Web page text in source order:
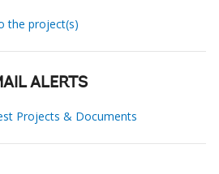
the project(s)
ALERTS
Projects & Documents